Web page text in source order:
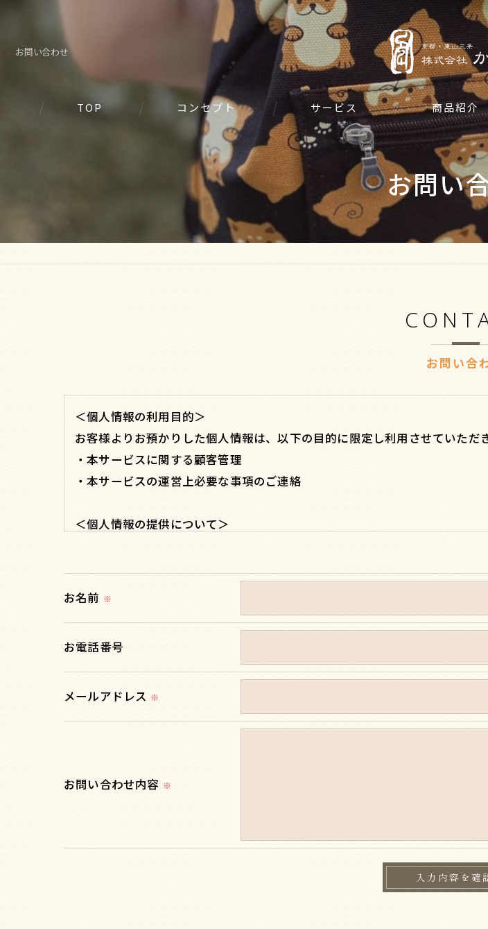
お問い合わせ
TOP コンセプト サービス 商品紹介
お問い
お問い合
＜個人情報の利用目的＞
お客様よりお預かりした個人情報は、以下の目的に限定し利用させていただき
・本サービスに関する顧客管理
・本サービスの運営上必要な事項のご連絡
＜個人情報の提供について＞
当社では、利用目的の達成に必要な範囲において、個人情報を外部に委託す
これらの委託先に対しては個人情報保護契約等の措置をとり、適切な監督を行
＜個人情報の安全管理＞
当社では、個人情報の漏洩等がなされないよう、適切に安全管理対策を実施
必要な情報を頂けない場合は、それに対応した当社のサービスをご提供でき
当社では、お客様の個人情報の開示･訂正･削除・利用停止の手続を定めさせ
個人情報の開示･訂正･削除・利用停止の具体的手続きにつきましては、お電
お名前 ※
お電話番号
メールアドレス ※
お問い合わせ内容 ※